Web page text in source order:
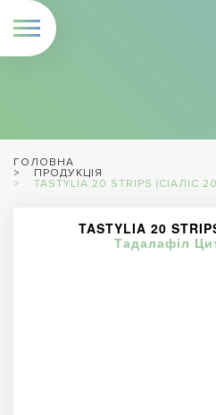
ГОЛОВНА
ПРОДУКЦІЯ
TASTYLIA 20 STRIPS (СІАЛІС
TASTYLIA 20
Тадалафіл